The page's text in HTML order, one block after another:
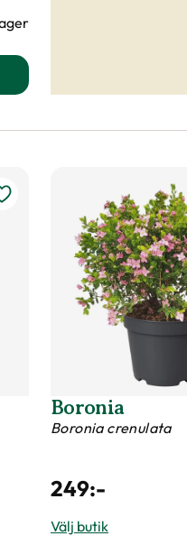
produktsida
Boronia
Boronia crenulata
249:-
Välj butik